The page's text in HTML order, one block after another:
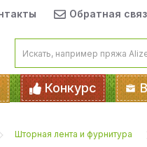
Обратная
Конкурс
Шторная лента и фурнитура